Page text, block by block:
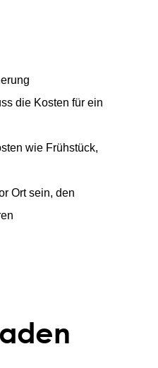
die Kosten für ein
wie Frühstück,
Ort sein, den